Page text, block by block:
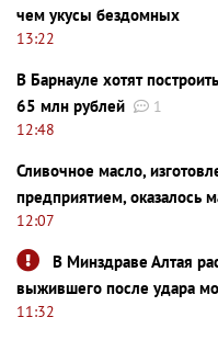
чем укусы бездомных
13:22
В Барнауле хотят
65 млн рублей
1
12:48
Сливочное масло,
предприятием, оказалось
12:07
В Минздраве Алтая
выжившего после удара
11:32